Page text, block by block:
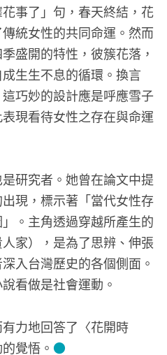
事了」句，春天終結，花
統女性的共同命運。然而
盛開的特性，彼簇花落，
生生不息的循環。換言
巧妙的設計應是呼應雪子
現看待女性之存在與命運
研究者。她曾在論文中提
現，標示著「當代女性存
。主角透過穿越所產生的
家），是為了思辨、伸張
入台灣歷史的各個側面。
看做是社會運動。
力地回答了〈花開時
覺悟。 ●